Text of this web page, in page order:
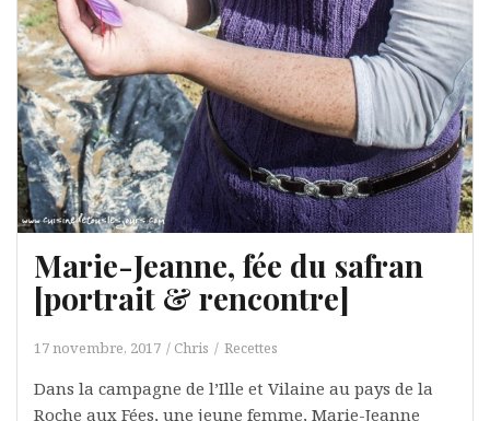
Marie-Jeanne, fée du safran
[portrait & rencontre]
17 novembre, 2017 Chris Recettes
Dans la campagne de l’Ille et Vilaine au pays de la
Roche aux Fées, une jeune femme, Marie-Jeanne